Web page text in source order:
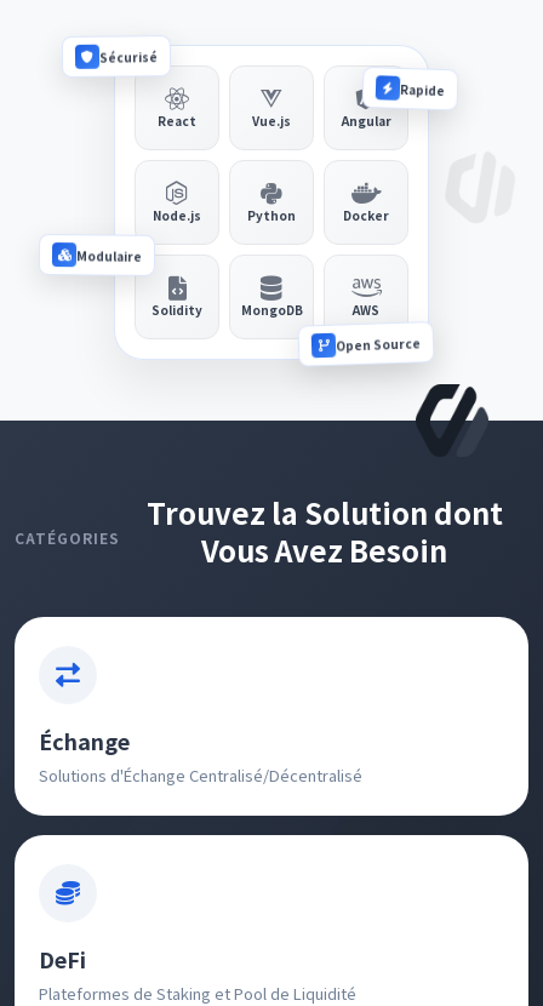
Sécurisé
Rapide
Modulaire
Open Source
React Vue.js Angular
Node.js Python Docker
Solidity MongoDB AWS
CATÉGORIES
Trouvez la Solution dont
Vous Avez Besoin
Échange
Solutions d'Échange Centralisé/Décentralisé
DeFi
Plateformes de Staking et Pool de Liquidité